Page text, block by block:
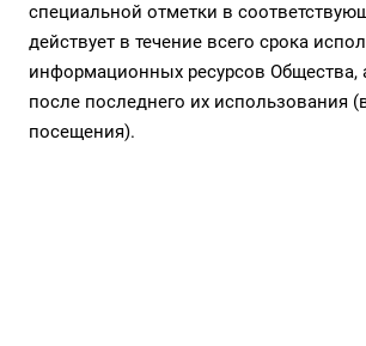
специальной отметки в
действует в течение всего срока
информационных ресурсов Общества,
после последнего их использования
посещения).